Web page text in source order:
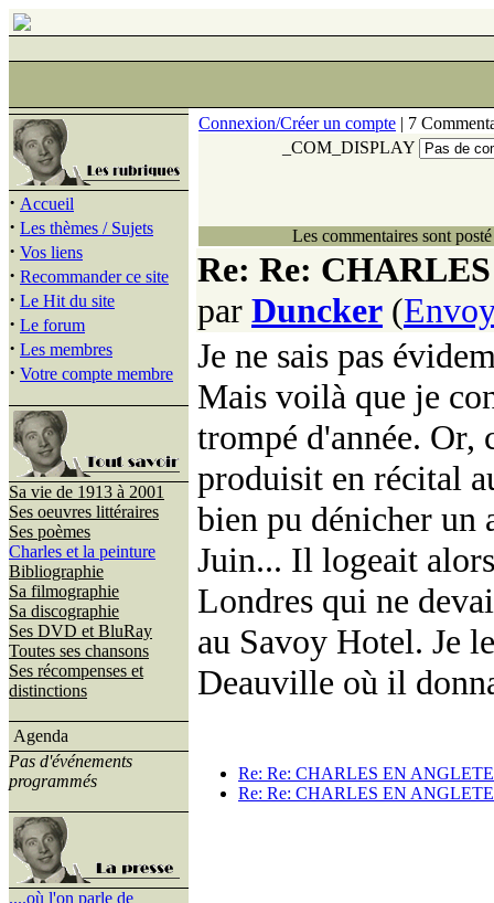
· Accueil
· Les thèmes / Sujets
· Vos liens
· Recommander ce site
· Le Hit du site
· Le forum
· Les membres
· Votre compte membre
Sa vie de 1913 à 2001
Ses oeuvres littéraires
Ses poèmes
Charles et la peinture
Bibliographie
Sa filmographie
Sa discographie
Ses DVD et BluRay
Toutes ses chansons
Ses récompenses et
distinctions
Agenda
Pas d'événements
programmés
....où l'on parle de
Connexion/Créer un compte | 7
_COM_DISPLAY
Les commentaires sont
Re: Re:
par Duncker (
Je ne sais pas
Mais voilà que je
trompé d'année. Or,
produisit en récital
bien pu dénicher un
Juin... Il logeait
Londres qui ne
au Savoy Hotel. Je
Deauville où il
Re: Re: CHARLES EN
Re: Re: CHARLES EN